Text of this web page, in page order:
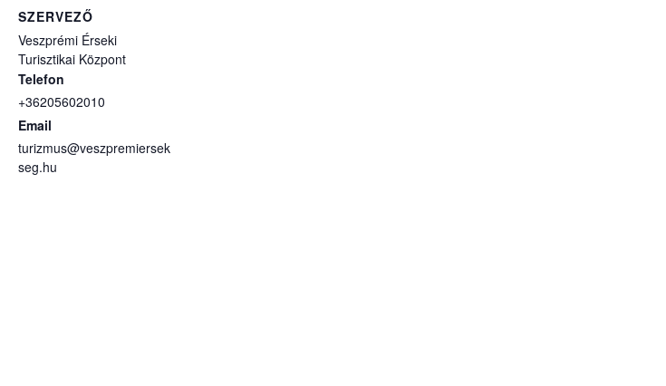
SZERVEZŐ
Veszprémi Érseki
Turisztikai Központ
Telefon
+36205602010
Email
turizmus@veszpremiersek
seg.hu